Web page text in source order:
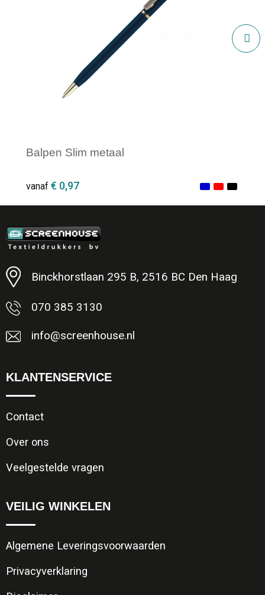
Balpen Slim metaal
vanaf € 0,97
Minimale afname: 1
Binckhorstlaan 295 B, 2516 BC Den Haag
070 385 3130
info@screenhouse.nl
KLANTENSERVICE
Contact
Over ons
Veelgestelde vragen
VEILIG WINKELEN
Algemene Leveringsvoorwaarden
Privacyverklaring